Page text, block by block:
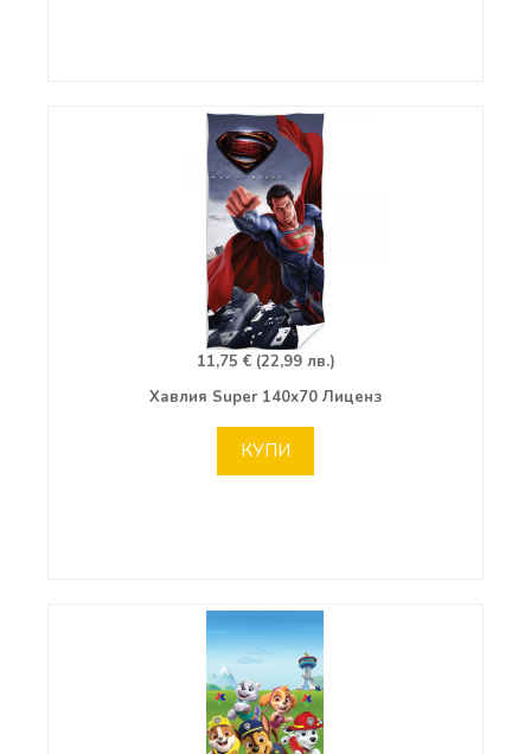
11,75 € (22,99 лв.)
Хавлия Super 140х70 Лиценз
КУПИ